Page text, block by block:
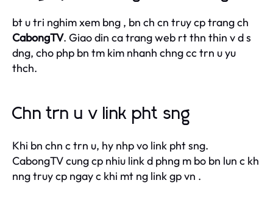
bt u tri nghim xem bng , bn ch cn truy cp trang ch
CabongTV. Giao din ca trang web rt thn thin v d s
dng, cho php bn tm kim nhanh chng cc trn u yu
thch.
Chn trn u v link pht sng
Khi bn chn c trn u, hy nhp vo link pht sng.
CabongTV cung cp nhiu link d phng m bo bn lun c kh
nng truy cp ngay c khi mt ng link gp vn .